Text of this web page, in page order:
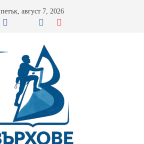
петък, август 7, 2026